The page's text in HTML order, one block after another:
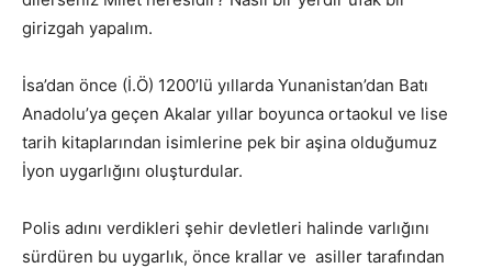
girizgah yapalım.
İsa’dan önce (İ.Ö) 1200’lü yıllarda Yunanistan’dan Batı
Anadolu’ya geçen Akalar yıllar boyunca ortaokul ve lise
tarih kitaplarından isimlerine pek bir aşina olduğumuz
İyon uygarlığını oluşturdular.
Polis adını verdikleri şehir devletleri halinde varlığını
sürdüren bu uygarlık, önce krallar ve asiller tarafından